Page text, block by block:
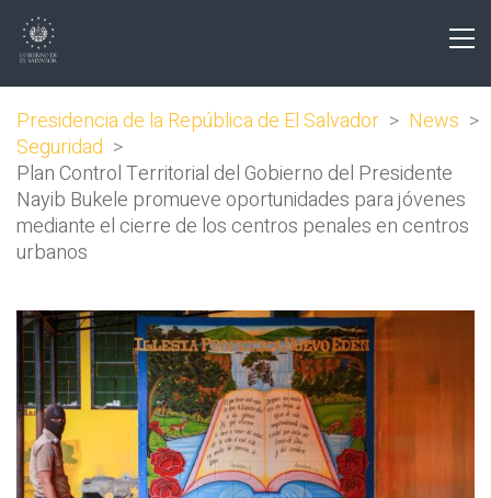
Presidencia de la República de El Salvador > News >
Seguridad >
Plan Control Territorial del Gobierno del Presidente
Nayib Bukele promueve oportunidades para jóvenes
mediante el cierre de los centros penales en centros
urbanos